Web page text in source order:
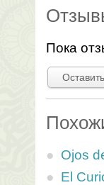
Пока
Ojos
El